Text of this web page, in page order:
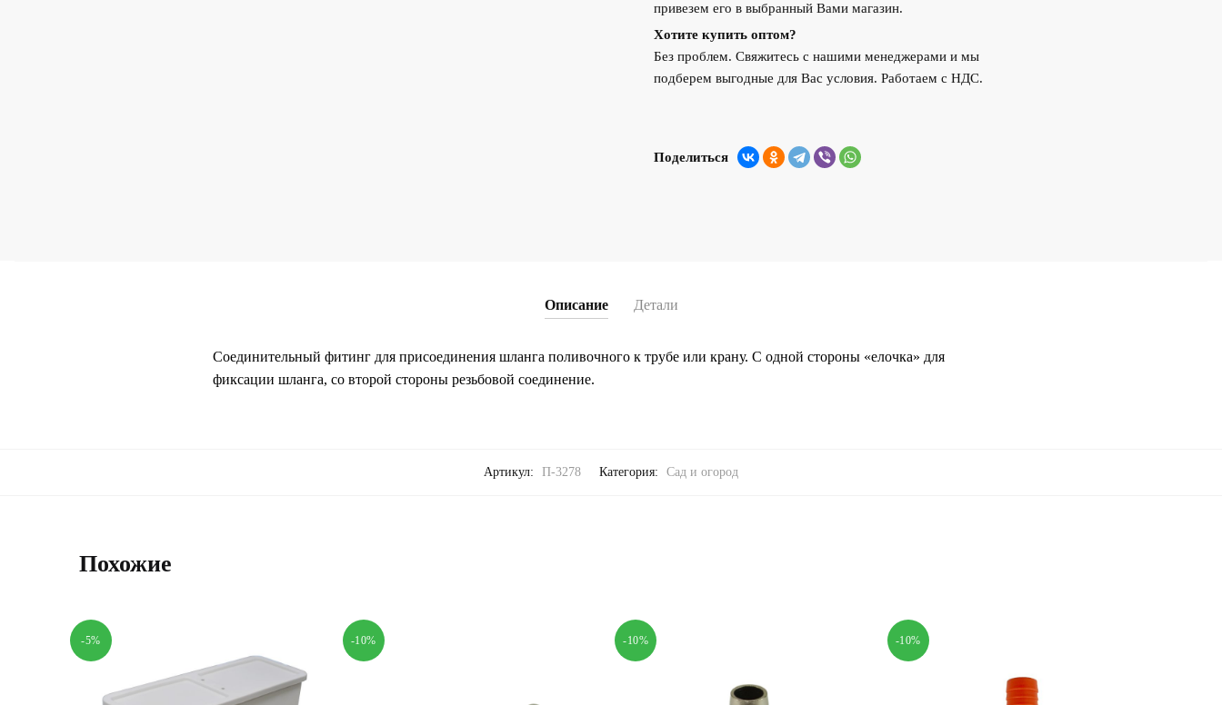
привезем его в выбранный Вами магазин.
Хотите купить оптом?
Без проблем. Свяжитесь с нашими менеджерами и мы
подберем выгодные для Вас условия. Работаем с НДС.
Поделиться
Описание Детали
Соединительный фитинг для присоединения шланга поливочного к трубе или крану. С одной стороны «елочка» для
фиксации шланга, со второй стороны резьбовой соединение.
Артикул: П-3278 Категория: Сад и огород
Похожие
-5% -10% -10% -10%